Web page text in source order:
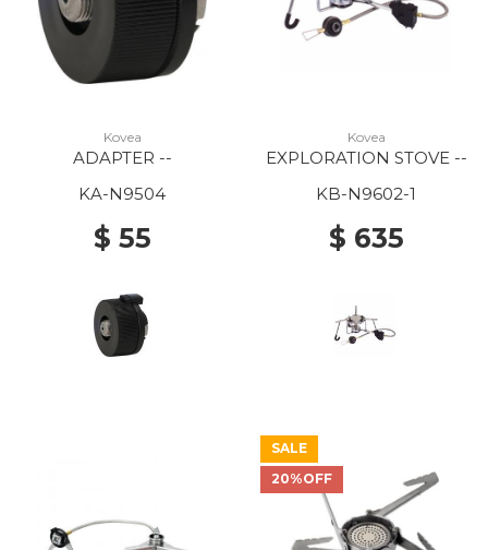
Kovea
ADAPTER --
KA-N9504
$ 55
Kovea
EXPLORATION STOVE --
KB-N9602-1
$ 635
SALE
20%OFF